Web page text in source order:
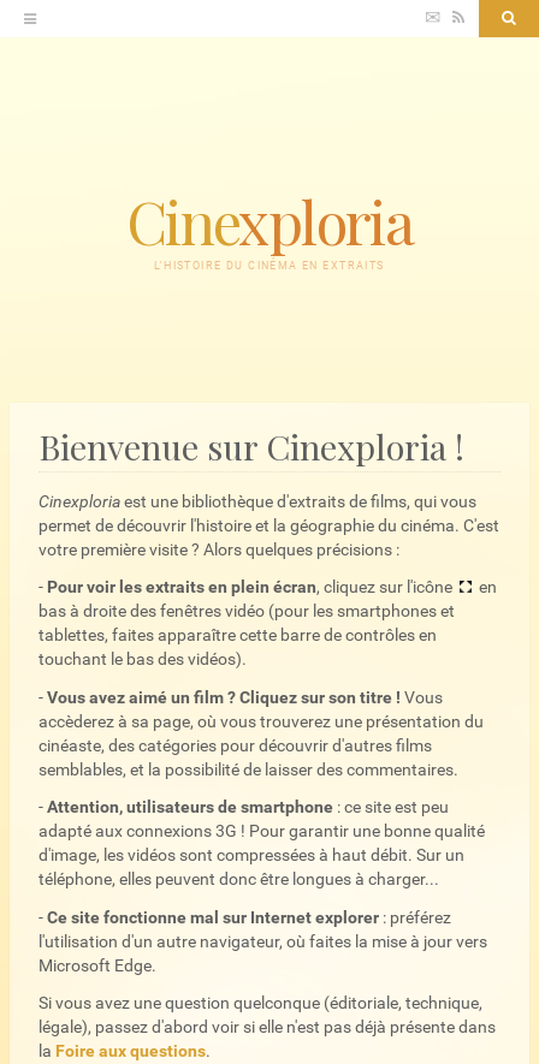
Accéder
au
✉ RSS
Cinexploria
L'HISTOIRE DU CINÉMA EN EXTRAITS
Bienvenue sur Cinexploria !
Cinexploriaest une bibliothèque d'extraits de films, qui vous
permet de découvrir l'histoire et la géographie du cinéma. C'est
votre première visite ? Alors quelques précisions :
- Pour voir les extraits en plein écran, cliquez sur l'icône
en
bas à droite des fenêtres vidéo (pour les smartphones et
tablettes, faites apparaître cette barre de contrôles en
touchant le bas des vidéos).
-Vous avez aimé un film ? Cliquez sur son titre ! Vous
accèderez à sa page, où vous trouverez une présentation du
cinéaste, des catégories pour découvrir d'autres films
semblables, et la possibilité de laisser des commentaires.
-Attention, utilisateurs de smartphone : ce site est peu
adapté aux connexions 3G ! Pour garantir une bonne qualité
d'image, les vidéos sont compressées à haut débit. Sur un
téléphone, elles peuvent donc être longues à charger...
-Ce site fonctionne mal sur Internet explorer : préférez
l'utilisation d'un autre navigateur, où faites la mise à jour vers
Microsoft Edge.
Si vous avez une question quelconque (éditoriale, technique,
légale), passez d'abord voir si elle n'est pas déjà présente dans
la Foire aux questions.